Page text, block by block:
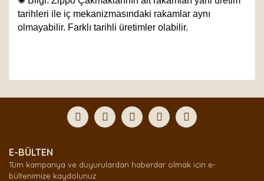
tarihleri ile iç mekanizmasındaki rakamlar aynı
olmayabilir. Farklı tarihli üretimler olabilir.
Yorum Yaz
formunu kullanarak tarafımıza iletebilirsiniz.
Görüş ve önerileriniz için teşekkür ederiz.
Ürün açıklamasında eksik bilgiler bulunuyor.
Ürün bilgilerinde hatalar bulunuyor.
E-BÜLTEN
Tüm kampanya ve duyurulardan haberdar olmak için e-
bültenimize kaydolunuz.